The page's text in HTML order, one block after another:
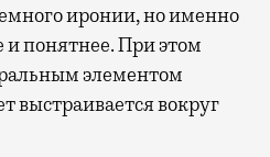
иронии, но именно
и понятнее. При этом
элементом
выстраивается вокруг